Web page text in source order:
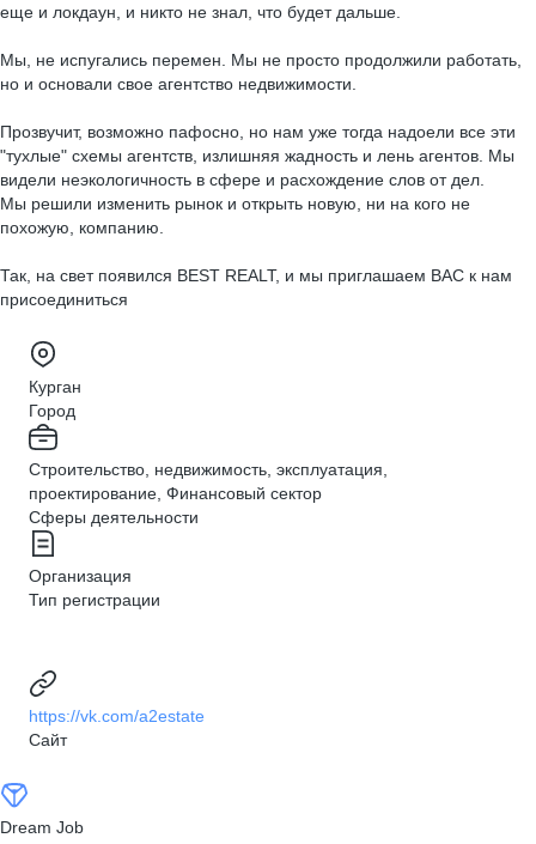
еще и локдаун, и никто не знал, что будет дальше.
Мы, не испугались перемен. Мы не просто продолжили работать,
но и основали свое агентство недвижимости.
Прозвучит, возможно пафосно, но нам уже тогда надоели все эти
"тухлые" схемы агентств, излишняя жадность и лень агентов. Мы
видели неэкологичность в сфере и расхождение слов от дел.
Мы решили изменить рынок и открыть новую, ни на кого не
похожую, компанию.
Так, на свет появился BEST REALT, и мы приглашаем ВАС к нам
присоединиться
Курган
Город
Строительство, недвижимость, эксплуатация,
проектирование, Финансовый сектор
Сферы деятельности
Организация
Тип регистрации
https://vk.com/a2estate
Сайт
Dream Job